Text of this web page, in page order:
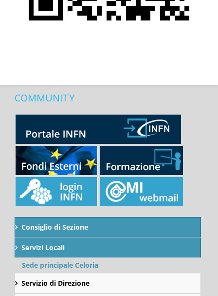
COMMUNITY
Consiglio di Sezione
Servizi Locali
Sede principale Celoria
Servizio di Direzione